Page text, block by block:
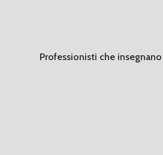
Professionisti che